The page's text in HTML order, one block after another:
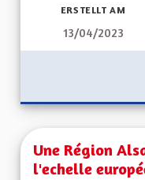
ERSTELLT AM
13/04/2023
Une Région
l'echelle